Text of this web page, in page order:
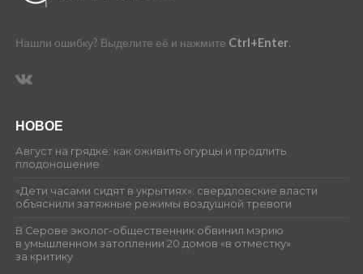
Нашли ошибку? Выделите её и нажмите Ctrl+Enter.
НОВОЕ
Август на грядке: как оживить огурцы и продлить
плодоношение
«Дети часами сидят в укрытиях»: свердловские власти
объяснили затяжные режимы воздушной тревоги
В Серове эколог-общественник обвинил мэрию
в умышленном затоплении 20 домов «в отместку»
за критику